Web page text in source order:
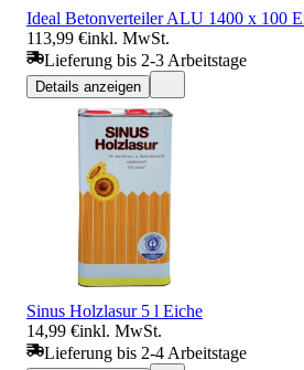
Ideal Betonverteiler ALU 1400 x 100
113,99 €inkl. MwSt.
Lieferung bis 2-3 Arbeitstage
Details anzeigen
Sinus Holzlasur 5 l Eiche
14,99 €inkl. MwSt.
Lieferung bis 2-4 Arbeitstage